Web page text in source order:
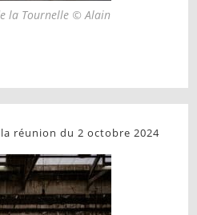
la Tournelle © Alain
réunion du 2 octobre 2024